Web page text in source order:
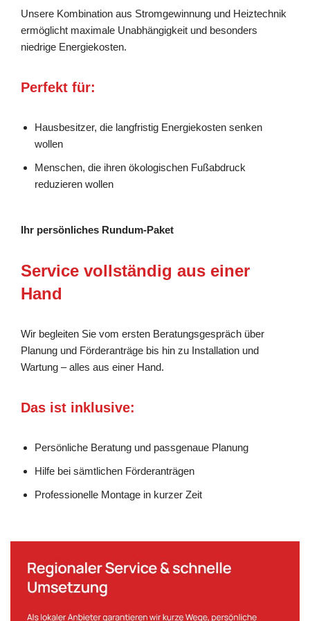
Unsere Kombination aus Stromgewinnung und Heiztechnik
ermöglicht maximale Unabhängigkeit und besonders
niedrige Energiekosten.
Perfekt für:
Hausbesitzer, die langfristig Energiekosten senken
wollen
Menschen, die ihren ökologischen Fußabdruck
reduzieren wollen
Ihr persönliches Rundum-Paket
Service vollständig aus einer
Hand
Wir begleiten Sie vom ersten Beratungsgespräch über
Planung und Förderanträge bis hin zu Installation und
Wartung – alles aus einer Hand.
Das ist inklusive:
Persönliche Beratung und passgenaue Planung
Hilfe bei sämtlichen Förderanträgen
Professionelle Montage in kurzer Zeit